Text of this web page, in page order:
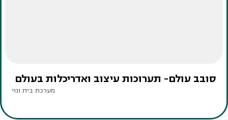
סובב עולם- תערוכות עיצוב ואדריכלות בעולם
מערכת בית ונוי